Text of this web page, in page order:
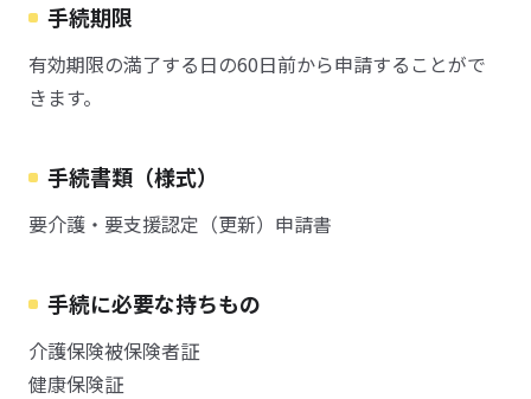
手続期限
有効期限の満了する日の60日前から申請することがで
きます。
手続書類（様式）
要介護・要支援認定（更新）申請書
手続に必要な持ちもの
介護保険被保険者証
健康保険証